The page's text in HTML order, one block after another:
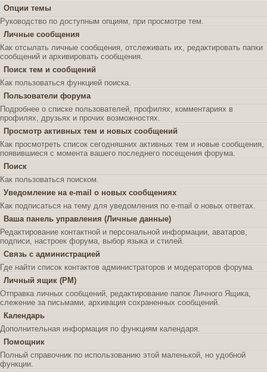
Опции темы
Руководство по доступным опциям, при просмотре тем.
Личные сообщения
Как отсылать личные сообщения, отслеживать их, редактировать папки
сообщений и архивировать сообщения.
Поиск тем и сообщений
Как пользоваться функцией поиска.
Пользователи форума
Подробнее о списке пользователей, профилях, комментариях в
профилях, друзьях и прочих возможностях.
Просмотр активных тем и новых сообщений
Как просмотреть список сегодняшних активных тем и новые сообщения,
появившиеся с момента вашего последнего посещения форума.
Поиск
Как пользоваться поиском.
Уведомление на e-mail о новых сообщениях
Как подписаться на тему для уведомления по e-mail о новых ответах.
Ваша панель управления (Личные данные)
Редактирование контактной и персональной информации, аватаров,
подписи, настроек форума, выбор языка и стилей.
Связь с администрацией
Где найти список контактов администраторов и модераторов форума.
Личный ящик (PM)
Отправка личных сообщений, редактирование папок Личного Ящика,
слежение за письмами, архивация сохраненных сообщений.
Календарь
Дополнительная информация по функциям календаря.
Помощник
Полный справочник по использованию этой маленькой, но удобной
функции.